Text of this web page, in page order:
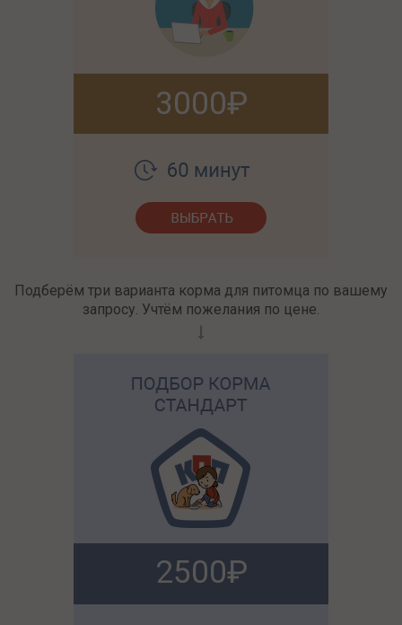
3000
Подберём три варианта корма для питомца по вашему
запросу. Учтём пожелания по цене.
2500